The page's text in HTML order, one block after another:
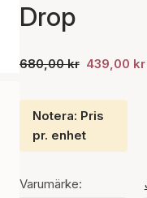
Drop
680,00 kr 439,00 kr
Notera: Pris
pr. enhet
Varumärke: